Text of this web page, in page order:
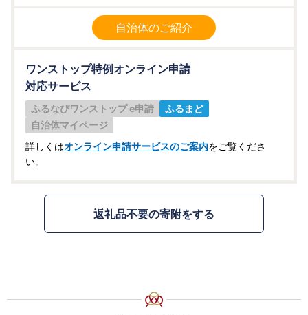
自治体のご紹介
ワンストップ特例オンライン申請
対応サービス
ふるなびワンストップ e申請
ふるまど
自治体マイページ
詳しくはオンライン申請サービスのご案内をご覧くださ
い。
返礼品不要の寄附をする